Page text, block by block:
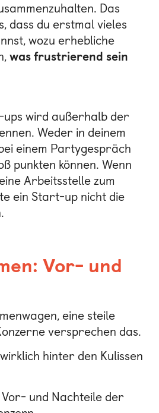
Das
dass du erstmal vieles
wozu erhebliche
was frustrierend sein
ups wird außerhalb der
Weder in deinem
einem Partygespräch
punkten können. Wenn
Arbeitsstelle zum
ein Start-up nicht die
Vor- und
eine steile
versprechen das.
hinter den Kulissen
und Nachteile der